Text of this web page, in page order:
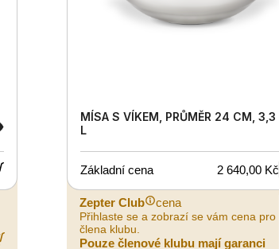
MÍSA S VÍKEM, PRŮMĚR 24 CM, 3,3
L
Základní cena 2 640,00 Kč
Zepter Club cena
Přihlaste se a zobrazí se vám cena pro
člena klubu.
Pouze členové klubu mají garanci